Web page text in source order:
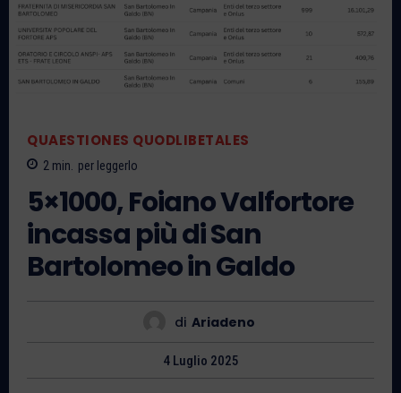
QUAESTIONES QUODLIBETALES
2 min. per leggerlo
5×1000, Foiano Valfortore
incassa più di San
Bartolomeo in Galdo
di Ariadeno
4 Luglio 2025